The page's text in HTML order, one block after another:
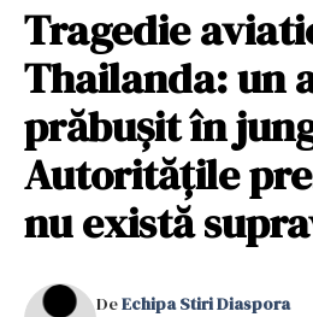
Tragedie
Thailanda: un
prăbușit în
Autoritățile
nu există
DeEchipa Stiri Diaspora